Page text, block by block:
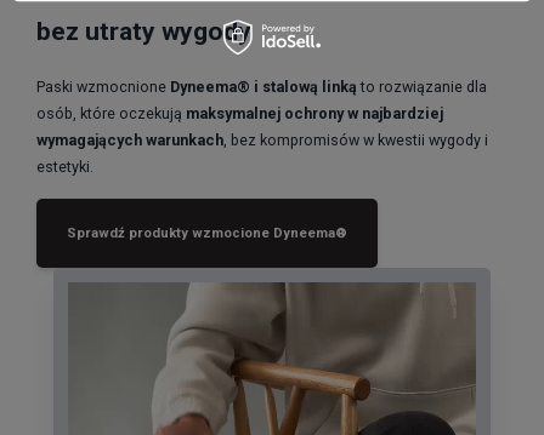
bez utraty wygody
Paski wzmocnione Dyneema® i stalową linką to rozwiązanie dla
osób, które oczekują maksymalnej ochrony w najbardziej
wymagających warunkach, bez kompromisów w kwestii wygody i
estetyki.
Sprawdź produkty wzmocione Dyneema®